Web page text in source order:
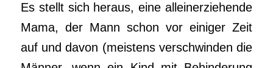
Es stellt sich heraus, eine alleinerziehende
Mama, der Mann schon vor einiger Zeit
auf und davon (meistens verschwinden die